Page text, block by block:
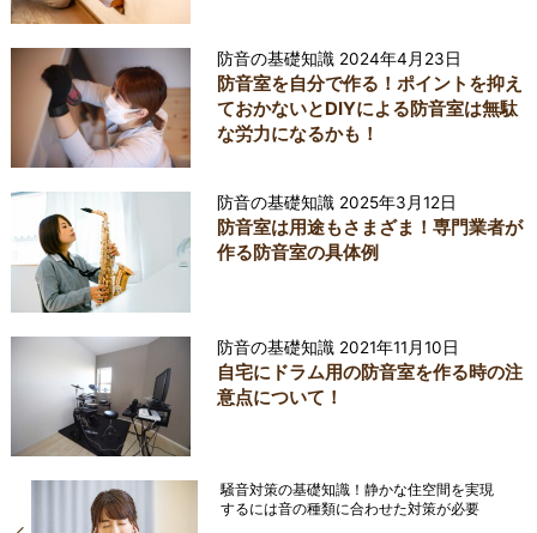
防音の基礎知識 2024年4月23日
防音室を自分で作る！ポイントを抑え
ておかないとDIYによる防音室は無駄
な労力になるかも！
防音の基礎知識 2025年3月12日
防音室は用途もさまざま！専門業者が
作る防音室の具体例
防音の基礎知識 2021年11月10日
自宅にドラム用の防音室を作る時の注
意点について！
騒音対策の基礎知識！静かな住空間を実現
するには音の種類に合わせた対策が必要